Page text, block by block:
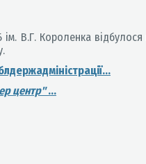
В.Г. Короленка відбулося
центр"...